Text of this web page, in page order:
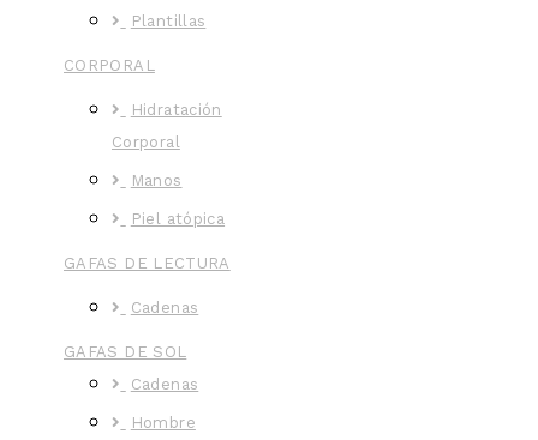
Plantillas
CORPORAL
Hidratación
Corporal
Manos
Piel atópica
GAFAS DE LECTURA
Cadenas
GAFAS DE SOL
Cadenas
Hombre